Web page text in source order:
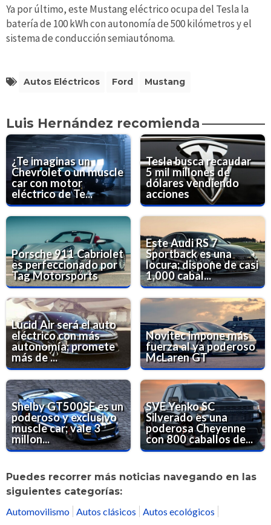
Ya por último, este Mustang eléctrico ocupa del Tesla la
batería de 100 kWh con autonomía de 500 kilómetros y el
sistema de conducción semiautónoma.
Autos Eléctricos Ford Mustang
Luis Hernández recomienda
¿Te imaginas un
Chevrolet o un muscle
car con motor
eléctrico de Te...
Tesla busca recaudar
5 mil millones de
dólares vendiendo
acciones
Porsche 911 Cabriolet
es perfeccionado por
Tag Motorsports
Este Audi RS 7
Sportback es una
locura; dispone de casi
1,000 cabal...
Lucid Air será el auto
eléctrico con más
autonomía; promete
más de ...
Novitec impone más
fuerza al ya poderoso
McLaren GT
Shelby GT500SE es un
poderoso y exclusivo
muscle car; vale 3
millon...
SVE Yenko SC
Silverado es una
poderosa Cheyenne
con 800 caballos de...
Puedes recorrer más noticias navegando en las
siguientes categorías:
Automovilismo Autos clásicos
Autos ecológicos